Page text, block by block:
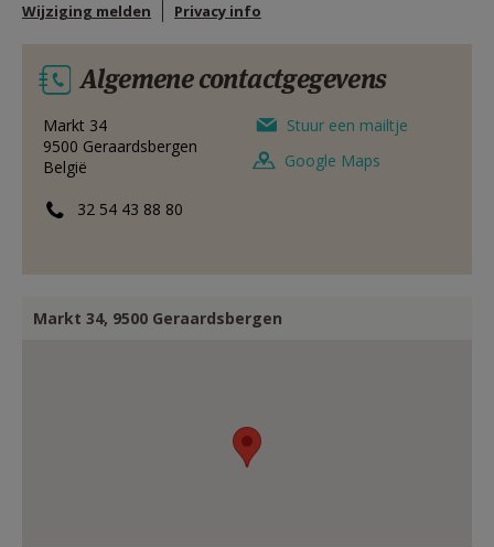
SHOP
ZOEKEN
HULP
MIJN PAROCHIE
AANMELDEN OF REGISTREREN
Wijziging melden Privacy info
Algemene contactgegevens
Markt 34
9500 Geraardsbergen
België
32 54 43 88 80
Stuur een mailtje
Google Maps
Markt 34, 9500 Geraardsbergen